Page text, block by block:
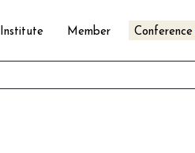
Institute Member Conference